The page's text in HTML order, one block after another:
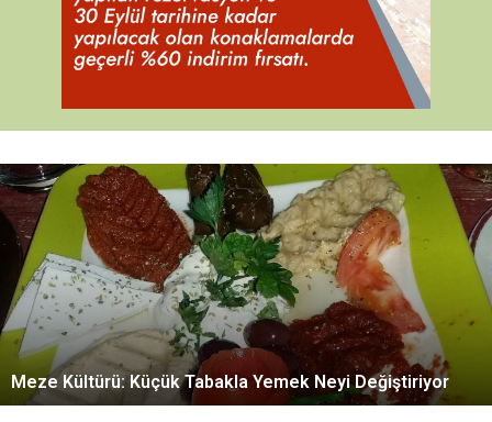
M
z
e
t
ü
Meze Kültürü: Küçük Tabakla Yemek Neyi Değiştiriyor